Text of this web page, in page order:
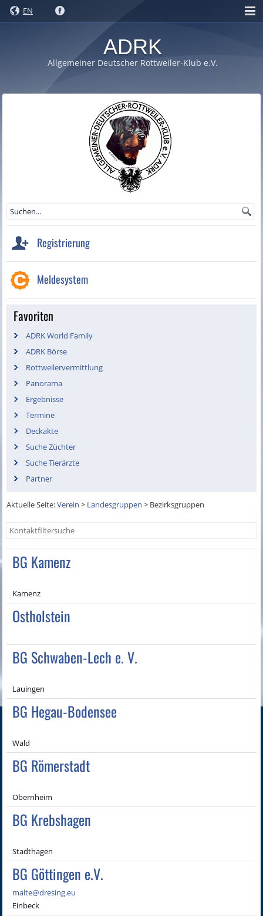
EN
ADRK
Allgemeiner Deutscher Rottweiler-Klub e.V.
Registrierung
Meldesystem
Favoriten
ADRK World Family
ADRK Börse
Rottweilervermittlung
Panorama
Ergebnisse
Termine
Deckakte
Suche Züchter
Suche Tierärzte
Partner
Aktuelle Seite:Verein > Landesgruppen > Bezirksgruppen
BG Kamenz
Kamenz
Ostholstein
BG Schwaben-Lech e. V.
Lauingen
BG Hegau-Bodensee
Wald
BG Römerstadt
Obernheim
BG Krebshagen
Stadthagen
BG Göttingen e.V.
malte@dresing.eu
Einbeck